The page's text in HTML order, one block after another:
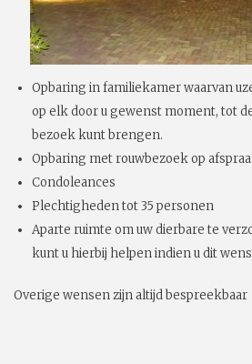
Opbaring in familiekamer waarvan
op elk door u gewenst moment, tot
bezoek kunt brengen.
Opbaring met rouwbezoek op
Condoleances
Plechtigheden tot 35 personen
Aparte ruimte om uw dierbare te
kunt u hierbij helpen indien u dit
Overige wensen zijn altijd bespreekbaar